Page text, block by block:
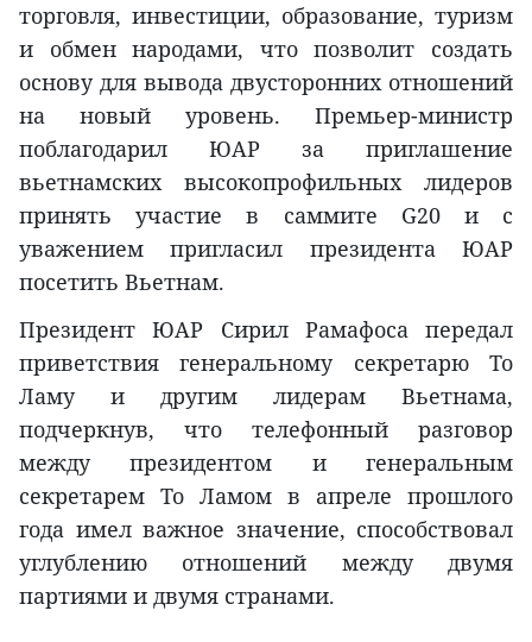
торговля, инвестиции, образование, туризм
и обмен народами, что позволит создать
основу для вывода двусторонних отношений
на новый уровень. Премьер-министр
поблагодарил ЮАР за приглашение
вьетнамских высокопрофильных лидеров
принять участие в саммите G20 и с
уважением пригласил президента ЮАР
посетить Вьетнам.
Президент ЮАР Сирил Рамафоса передал
приветствия генеральному секретарю То
Ламу и другим лидерам Вьетнама,
подчеркнув, что телефонный разговор
между президентом и генеральным
секретарем То Ламом в апреле прошлого
года имел важное значение, способствовал
углублению отношений между двумя
партиями и двумя странами.